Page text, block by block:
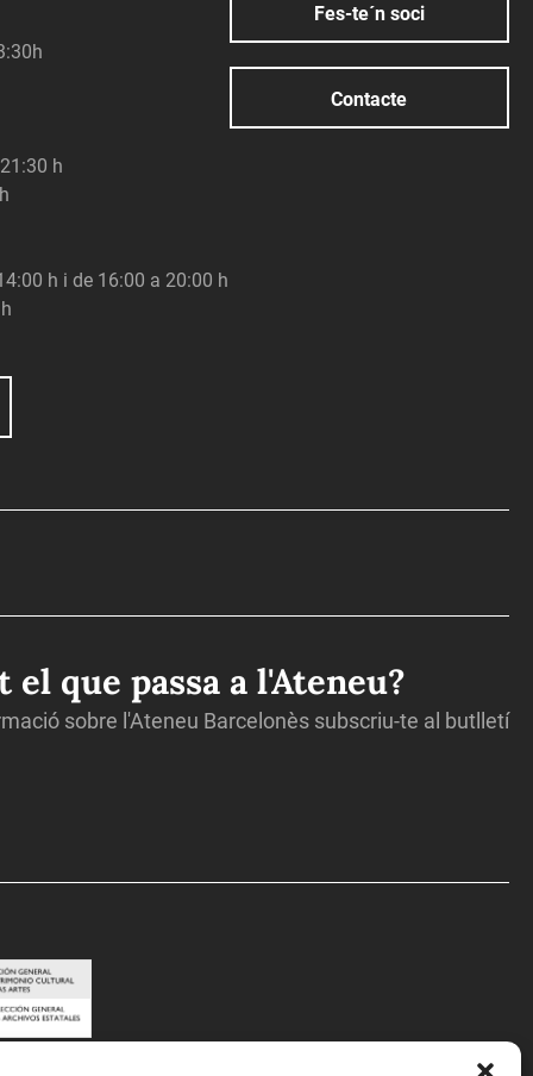
h
h i de 16:00 a 20:00 h
Fes-te´n soci
Contacte
el que passa a l'Ateneu?
sobre l'Ateneu Barcelonès subscriu-te al butlletí